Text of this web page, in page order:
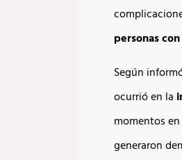
personas
Según
ocurrió en la
momentos
generaron